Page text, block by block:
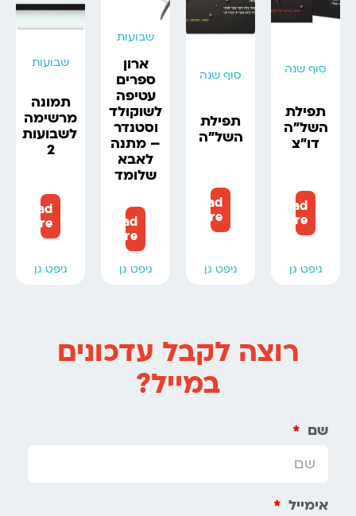
סוף שנה
תפילת
השל”ה
דו”צ
Read
more
גיפט גן
סוף שנה
תפילת
השל”ה
Read
more
גיפט גן
שבועות
ארון
ספרים
עטיפה
לשוקולד
וסטנדר
– מתנה
לאבא
שלומד
Read
more
גיפט גן
שבועות
תמונה
מרשימה
לשבועות
2
Read
more
גיפט גן
רוצה לקבל עדכונים
במייל?
שם
אימייל